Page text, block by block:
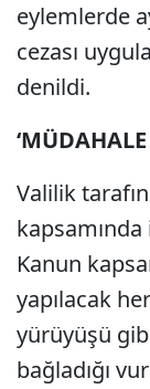
eylemlerde
cezası
denildi.
Valilik
kapsamında
Kanun
yapılacak
yürüyüşü
bağladığı